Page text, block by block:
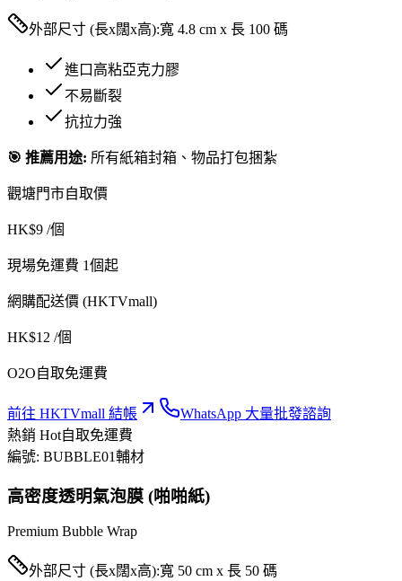
外部尺寸 (長x闊x高):寬 4.8 cm x 長 100 碼
進口高粘亞克力膠
不易斷裂
抗拉力強
🎯 推薦用途: 所有紙箱封箱、物品打包捆紮
觀塘門市自取價
HK$9 /個
現場免運費 1個起
網購配送價 (HKTVmall)
HK$12 /個
O2O自取免運費
前往 HKTVmall 結帳
WhatsApp 大量批發諮詢
熱銷 Hot自取免運費
編號: BUBBLE01輔材
高密度透明氣泡膜 (啪啪紙)
Premium Bubble Wrap
外部尺寸 (長x闊x高):寬 50 cm x 長 50 碼